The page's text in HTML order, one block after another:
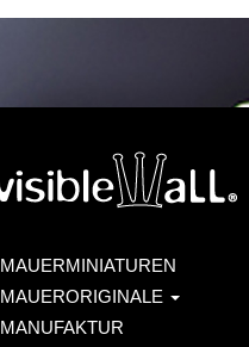
MAUERMINIATUREN
MAUERORIGINALE
MANUFAKTUR